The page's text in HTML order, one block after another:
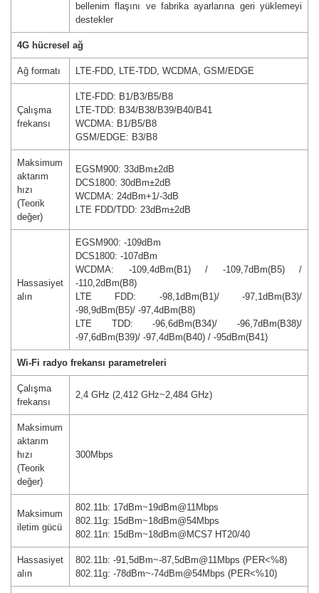
bellenim flaşını ve fabrika ayarlarına geri yüklemeyi
destekler
4G hücresel ağ
Ağ formatı LTE-FDD, LTE-TDD, WCDMA, GSM/EDGE
Çalışma
frekansı
LTE-FDD: B1/B3/B5/B8
LTE-TDD: B34/B38/B39/B40/B41
WCDMA: B1/B5/B8
GSM/EDGE: B3/B8
Maksimum
aktarım
hızı
(Teorik
değer)
EGSM900: 33dBm±2dB
DCS1800: 30dBm±2dB
WCDMA: 24dBm+1/-3dB
LTE FDD/TDD: 23dBm±2dB
Hassasiyet
alın
EGSM900: -109dBm
DCS1800: -107dBm
WCDMA: -109,4dBm(B1) / -109,7dBm(B5) /
-110,2dBm(B8)
LTE FDD: -98,1dBm(B1)/ -97,1dBm(B3)/
-98,9dBm(B5)/ -97,4dBm(B8)
LTE TDD: -96,6dBm(B34)/ -96,7dBm(B38)/
-97,6dBm(B39)/ -97,4dBm(B40) / -95dBm(B41)
Wi-Fi radyo frekansı parametreleri
Çalışma
frekansı
2,4 GHz (2,412 GHz~2,484 GHz)
Maksimum
aktarım
hızı
(Teorik
değer)
300Mbps
Maksimum
iletim gücü
802.11b: 17dBm~19dBm@11Mbps
802.11g: 15dBm~18dBm@54Mbps
802.11n: 15dBm~18dBm@MCS7 HT20/40
Hassasiyet
alın
802.11b: -91,5dBm~-87,5dBm@11Mbps (PER<%8)
802.11g: -78dBm~-74dBm@54Mbps (PER<%10)